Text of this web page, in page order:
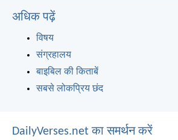
अधिक पढ़ें
विषय
संग्रहालय
बाइबिल की किताबें
सबसे लोकप्रिय छंद
DailyVerses.net का समर्थन करें